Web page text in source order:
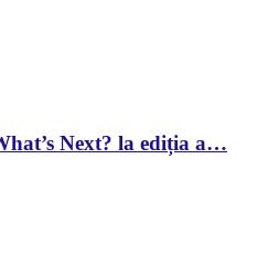
Next? la ediția a…